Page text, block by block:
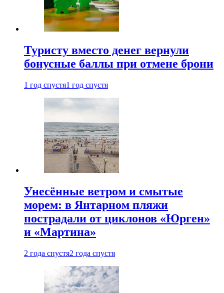
Туристу вместо денег вернули
бонусные баллы при отмене брони
1 год спустя1 год спустя
Унесённые ветром и смытые
морем: в Янтарном пляжи
пострадали от циклонов «Юрген»
и «Мартина»
2 года спустя2 года спустя